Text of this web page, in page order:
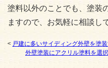
塗料以外のことでも、塗装
ますので、お気軽に相談し
< 戸建に多いサイディング外壁を塗
外壁塗装にアクリル塗料を選